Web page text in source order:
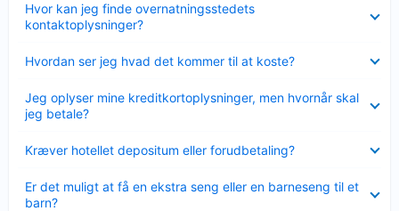
Hvor kan jeg finde overnatningsstedets
kontaktoplysninger?
Hvordan ser jeg hvad det kommer til at koste?
Jeg oplyser mine kreditkortoplysninger, men hvornår skal
jeg betale?
Kræver hotellet depositum eller forudbetaling?
Er det muligt at få en ekstra seng eller en barneseng til et
barn?